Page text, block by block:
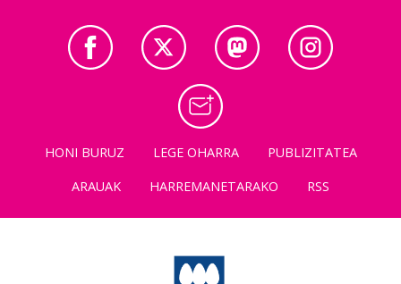
HONI BURUZ LEGE OHARRA
PUBLIZITATEA
ARAUAK
HARREMANETARAKO RSS